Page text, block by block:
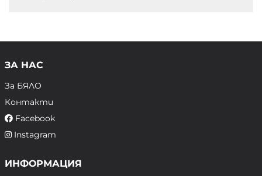
ЗА НАС
За БЯЛО
Контакти
Facebook
Instagram
ИНФОРМАЦИЯ